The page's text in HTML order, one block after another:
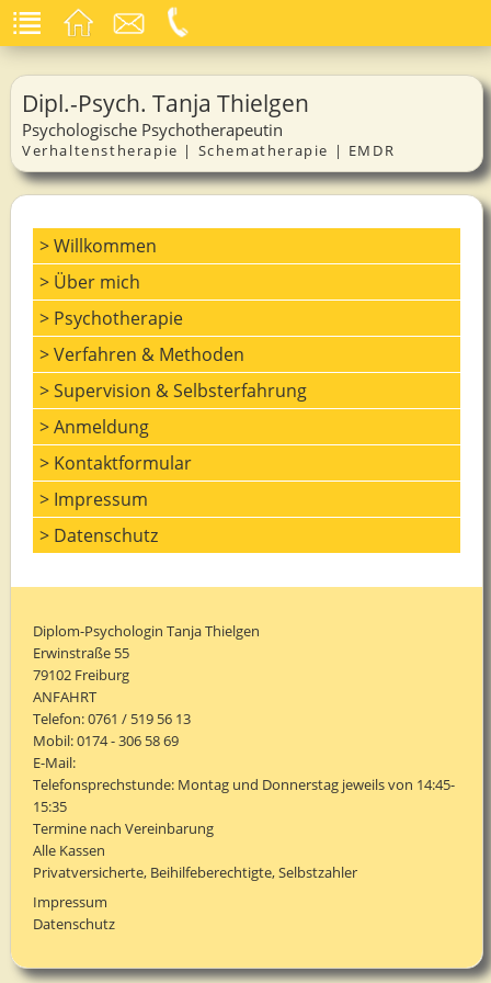
Dipl.-Psych. Tanja Thielgen
Psychologische Psychotherapeutin
Verhaltenstherapie | Schematherapie | EMDR
> Willkommen
> Über mich
> Psychotherapie
> Verfahren & Methoden
> Supervision & Selbsterfahrung
> Anmeldung
> Kontaktformular
> Impressum
> Datenschutz
Diplom-Psychologin Tanja Thielgen
Erwinstraße 55
79102 Freiburg
ANFAHRT
Telefon:0761 / 519 56 13
Mobil:0174 - 306 58 69
E-Mail:
Telefonsprechstunde: Montag und Donnerstag jeweils von 14:45-
15:35
Termine nach Vereinbarung
Alle Kassen
Privatversicherte, Beihilfeberechtigte, Selbstzahler
Impressum
Datenschutz